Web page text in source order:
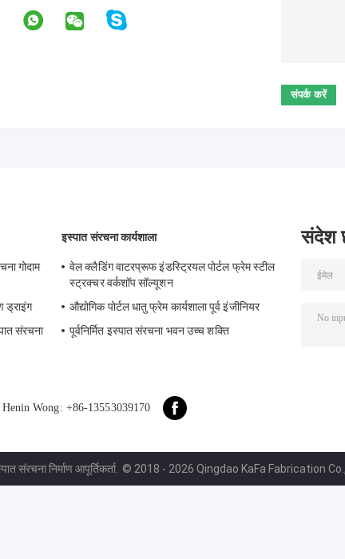
गोदाम
ड्राइंग
संरचना
इस्पात संरचना कार्यशाला
वेल क्लैडिंग वाटरप्रूफ इंडस्ट्रियल पोर्टल फ्रेम स्टील
स्ट्रक्चर वर्कशॉप सॉल्यूशन
औद्योगिक पोर्टल धातु फ्रेम कार्यशाला पूर्व इंजीनियर
पूर्वनिर्मित इस्पात संरचना भवन उच्च शक्ति
संदेश
Henin Wong: +86-13553039170
संरचना निर्माण आपूर्तिकर्ता. © 2018 - 2026 Qingdao KaFa Fabrication